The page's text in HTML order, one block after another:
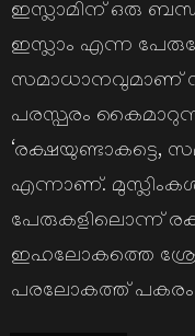
ഇസ്ലാമിന് ഒരു
ഇസ്ലാം എന്ന
സമാധാനവുമാണ്
പരസ്പരം
‘രക്ഷയുണ്ടാകട്ടെ,
എന്നാണ്.
പേരുകളിലൊന്ന്
ഇഹലോകത്തെ
പരലോകത്ത് പകരം